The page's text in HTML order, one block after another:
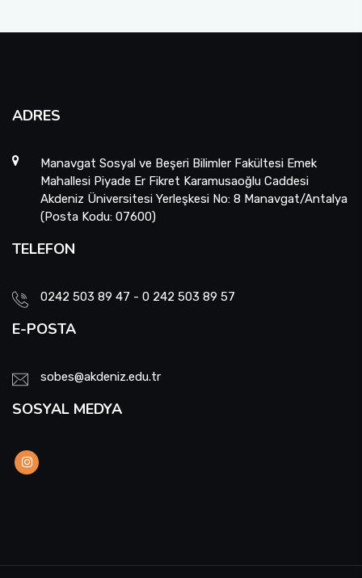
ADRES
Manavgat Sosyal ve Beşeri Bilimler Fakültesi Emek
Mahallesi Piyade Er Fikret Karamusaoğlu Caddesi
Akdeniz Üniversitesi Yerleşkesi No: 8 Manavgat/Antalya
(Posta Kodu: 07600)
TELEFON
0242 503 89 47 - 0 242 503 89 57
E-POSTA
sobes@akdeniz.edu.tr
SOSYAL MEDYA